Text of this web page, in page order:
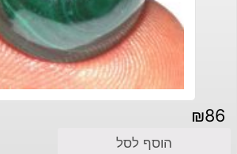
₪86
הוסף לסל